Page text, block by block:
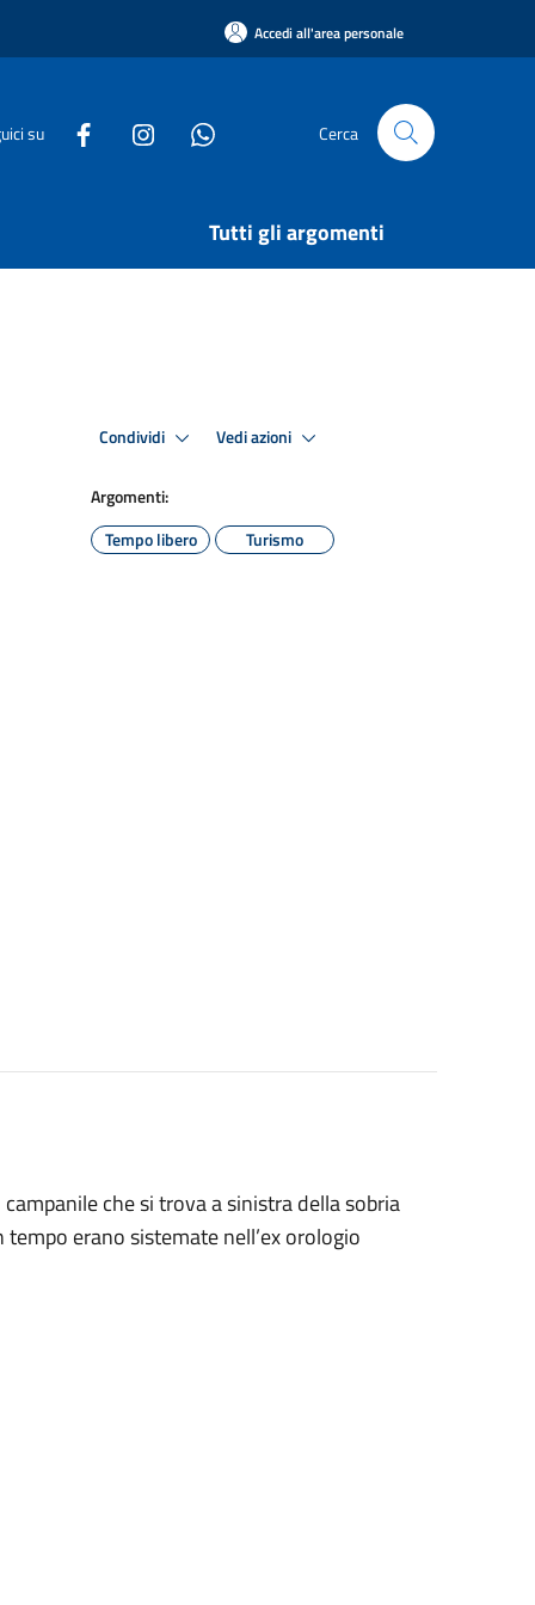
Accedi all'area personale
su Cerca
Tutti gli argomenti
Condividi Vedi azioni
Argomenti:
Tempo libero
Turismo
che si trova a sinistra della sobria
erano sistemate nell’ex orologio